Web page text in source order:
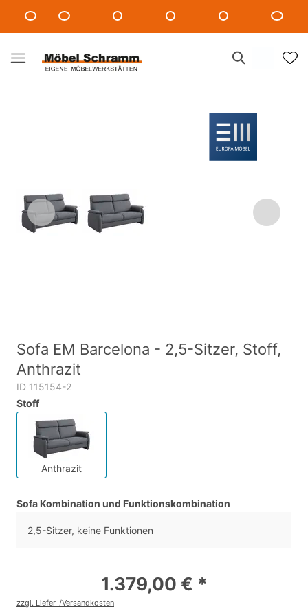
Sofa EM Barcelona - 2,5-Sitzer, Stoff,
Anthrazit
ID 115154-2
Stoff
Anthrazit
Sofa Kombination und Funktionskombination
2,5-Sitzer, keine Funktionen
1.379,00 € *
zzgl. Liefer-/Versandkosten